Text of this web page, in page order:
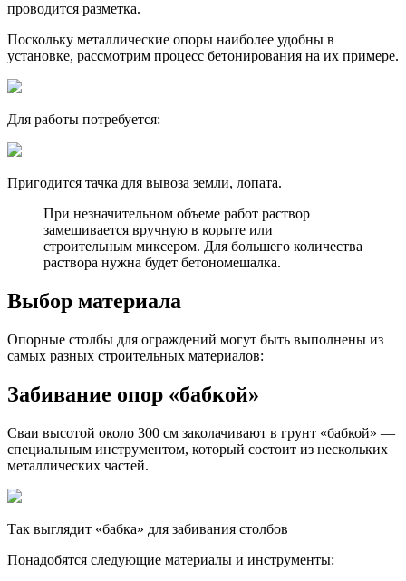
проводится разметка.
Поскольку металлические опоры наиболее удобны в
установке, рассмотрим процесс бетонирования на их примере.
Для работы потребуется:
Пригодится тачка для вывоза земли, лопата.
При незначительном объеме работ раствор
замешивается вручную в корыте или
строительным миксером. Для большего количества
раствора нужна будет бетономешалка.
Выбор материала
Опорные столбы для ограждений могут быть выполнены из
самых разных строительных материалов:
Забивание опор «бабкой»
Сваи высотой около 300 см заколачивают в грунт «бабкой» —
специальным инструментом, который состоит из нескольких
металлических частей.
Так выглядит «бабка» для забивания столбов
Понадобятся следующие материалы и инструменты: